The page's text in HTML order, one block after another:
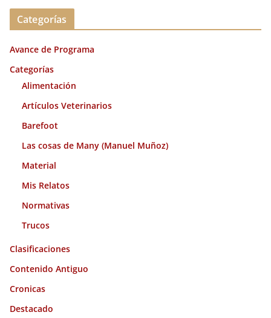
c
v
o
Categorías
Avance de Programa
Categorías
Alimentación
Artículos Veterinarios
Barefoot
Las cosas de Many (Manuel Muñoz)
Material
Mis Relatos
Normativas
Trucos
Clasificaciones
Contenido Antiguo
Cronicas
Destacado